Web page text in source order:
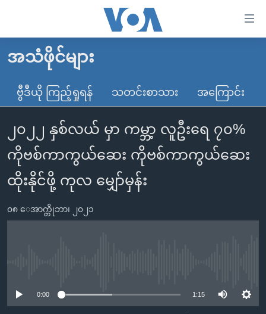
လွယ်ကူ
သည့်
များ
ပင်မ
အကြောင်းအရာ
ကျော်
ကြည့်
မူလစာမျက်နှာ
မြန်မာ
ကမ္ဘာ့သတင်းများ
နိုင်ငံတကာ
အမေရိကန်
တရုတ်
အစ္စရေး-ပါလက်စတိုင်း
ဗွီဒီယို
သတင်းလွတ်လပ်ခွင့်
ရပ်ဝန်းတခု လမ်းတခု အလွန်
အင်္ဂလိပ်စာလေ့လာမယ်
အမေရိကန်သုံးအီဒီယံ
အပတ်စဉ်ကဏ္ဍများ
အသံဖိုင်များ
ဗွီဒီယို ကြည့်ရှုရန် သတင်းစာသား အကြောင်း
၂၀၂၂ နှစ်လယ် မှာ ကမ္ဘာ့ လူဦးရေ ၇၀%
ကိုဗစ်ကာကွယ်ဆေး ကိုဗစ်ကာကွယ်ဆေး
ထိုးနိုင်ဖို့ ကုလ မျှော်မှန်း
၀၈ ေအာက္တိုဘာ၊ ၂၀၂၁
0:00 1:15